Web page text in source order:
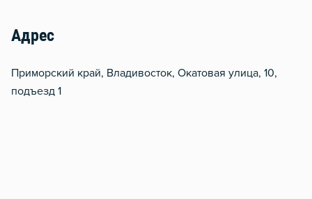
Адрес
Приморский край, Владивосток, Окатовая улица, 10,
подъезд 1